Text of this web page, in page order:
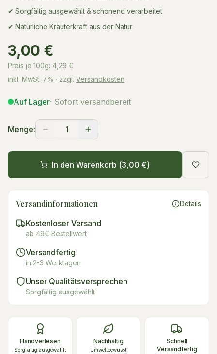
✔ Sorgfältig ausgewählt & schonend verarbeitet
✔ Natürliche Kräuterkraft aus der Natur
3,00 €
Preis je 100g: 4,29 €
inkl. MwSt. 7% · zzgl. Versandkosten
Auf Lager· Sofort versandbereit
Menge: 1
In den Warenkorb (3,00 €)
Versandinformationen Details
Kostenloser Versand
ab 49€ Bestellwert
Versandfertig
in 2-3 Werktagen
Unser Qualitätsversprechen
Sorgfältig ausgewählt
Handverlesen
Sorgfältig ausgewählt
Nachhaltig
Umweltbewusst
Schnell
Versandfertig